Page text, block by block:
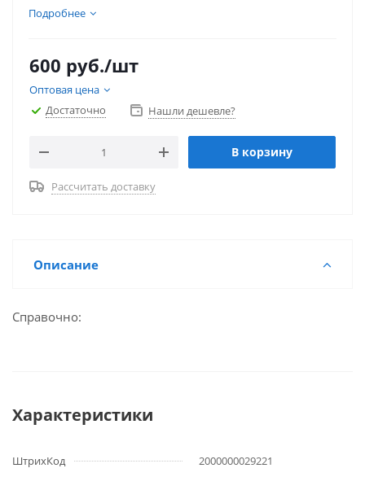
Подробнее
600 руб./шт
Оптовая цена
Достаточно
Нашли дешевле?
В корзину
Рассчитать доставку
Описание
Справочно:
Характеристики
ШтрихКод 2000000029221